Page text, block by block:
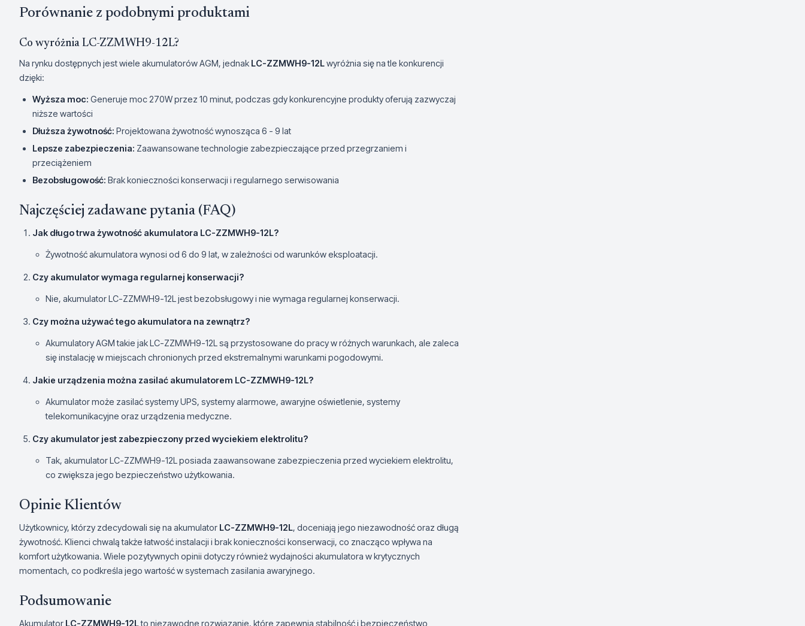
Porównanie z podobnymi produktami
Co wyróżnia LC-ZZMWH9-12L?
Na rynku dostępnych jest wiele akumulatorów AGM, jednak LC-ZZMWH9-12Lwyróżnia się na tle konkurencji
dzięki:
Wyższa moc: Generuje moc 270W przez 10 minut, podczas gdy konkurencyjne produkty oferują zazwyczaj
niższe wartości
Dłuższa żywotność: Projektowana żywotność wynosząca 6 - 9 lat
Lepsze zabezpieczenia: Zaawansowane technologie zabezpieczające przed przegrzaniem i
przeciążeniem
Bezobsługowość: Brak konieczności konserwacji i regularnego serwisowania
Najczęściej zadawane pytania (FAQ)
Jak długo trwa żywotność akumulatora LC-ZZMWH9-12L?
Żywotność akumulatora wynosi od 6 do 9 lat, w zależności od warunków eksploatacji.
Czy akumulator wymaga regularnej konserwacji?
Nie, akumulator LC-ZZMWH9-12L jest bezobsługowy i nie wymaga regularnej konserwacji.
Czy można używać tego akumulatora na zewnątrz?
Akumulatory AGM takie jak LC-ZZMWH9-12L są przystosowane do pracy w różnych warunkach, ale zaleca
się instalację w miejscach chronionych przed ekstremalnymi warunkami pogodowymi.
Jakie urządzenia można zasilać akumulatorem LC-ZZMWH9-12L?
Akumulator może zasilać systemy UPS, systemy alarmowe, awaryjne oświetlenie, systemy
telekomunikacyjne oraz urządzenia medyczne.
Czy akumulator jest zabezpieczony przed wyciekiem elektrolitu?
Tak, akumulator LC-ZZMWH9-12L posiada zaawansowane zabezpieczenia przed wyciekiem elektrolitu,
co zwiększa jego bezpieczeństwo użytkowania.
Opinie Klientów
Użytkownicy, którzy zdecydowali się na akumulator LC-ZZMWH9-12L, doceniają jego niezawodność oraz długą
żywotność. Klienci chwalą także łatwość instalacji i brak konieczności konserwacji, co znacząco wpływa na
komfort użytkowania. Wiele pozytywnych opinii dotyczy również wydajności akumulatora w krytycznych
momentach, co podkreśla jego wartość w systemach zasilania awaryjnego.
Podsumowanie
Akumulator LC-ZZMWH9-12Lto niezawodne rozwiązanie, które zapewnia stabilność i bezpieczeństwo